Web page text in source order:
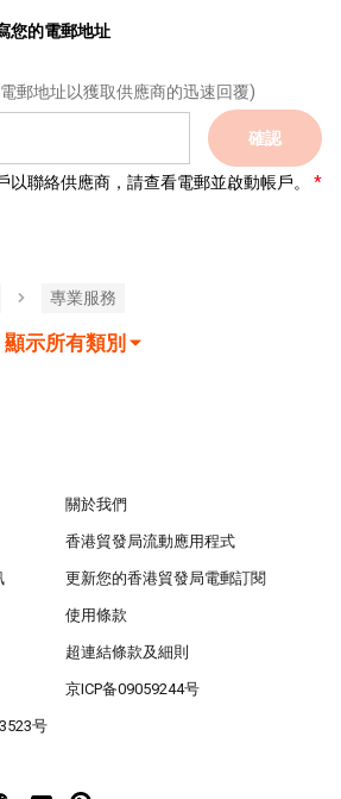
您的電郵地址
郵地址以獲取供應商的迅速回覆)
確認
聯絡供應商，請查看電郵並啟動帳戶。
專業服務
顯示所有類別
關於我們
香港貿發局流動應用程式
更新您的香港貿發局電郵訂閱
使用條款
超連結條款及細則
京ICP备09059244号
号